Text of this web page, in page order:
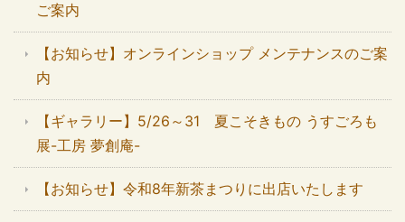
ご案内
【お知らせ】オンラインショップ メンテナンスのご案
内
【ギャラリー】5/26～31 夏こそきもの うすごろも
展-工房 夢創庵-
【お知らせ】令和8年新茶まつりに出店いたします